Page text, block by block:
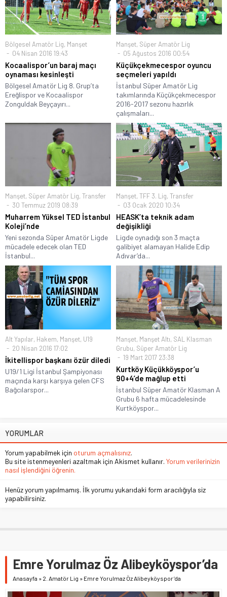
Bölgesel Amatör Lig, Manşet
04 Nisan 2016 19:43
Kocaalispor’un baraj maçı
oynaması kesinleşti
Bölgesel Amatör Lig 8. Grup’ta
Ereğlispor ve Kocaalispor
Zonguldak Beyçayırı...
Manşet, Süper Amatör Lig
05 Ağustos 2016 00:54
Küçükçekmecespor oyuncu
seçmeleri yapıldı
İstanbul Süper Amatör Lig
takımlarında Küçükçekmecespor
2016-2017 sezonu hazırlık
çalışmaları...
Manşet, Süper Amatör Lig, Transfer
30 Temmuz 2019 08:39
Muharrem Yüksel TED İstanbul
Koleji’nde
Yeni sezonda Süper Amatör Ligde
mücadele edecek olan TED
İstanbul...
Manşet, TFF 3. Lig, Transfer
03 Ocak 2020 10:34
HEASK’ta teknik adam
değişikliği
Ligde oynadığı son 3 maçta
galibiyet alamayan Halide Edip
Adıvar’da...
Alt Yapılar, Hakem, Manşet, U19
20 Nisan 2016 17:02
İkitellispor başkanı özür diledi
U19/1 Ligi İstanbul Şampiyonası
maçında karşı karşıya gelen CFS
Bağcılarspor...
Manşet, Manşet Altı, SAL Klasman
Grubu, Süper Amatör Lig
19 Mart 2017 23:38
Kurtköy Küçükköyspor’u
90+4’de mağlup etti
İstanbul Süper Amatör Klasman A
Grubu 6 hafta mücadelesinde
Kurtköyspor...
YORUMLAR
Yorum yapabilmek için oturum açmalısınız.
Bu site istenmeyenleri azaltmak için Akismet kullanır. Yorum verilerinizin
nasıl işlendiğini öğrenin.
Henüz yorum yapılmamış. İlk yorumu yukarıdaki form aracılığıyla siz
yapabilirsiniz.
Emre Yorulmaz Öz Alibeyköyspor’da
Anasayfa » 2. Amatör Lig » Emre Yorulmaz Öz Alibeyköyspor’da